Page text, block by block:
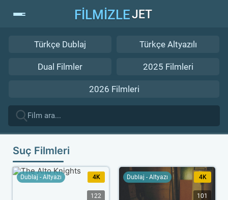
FİLMİZLEJET
Türkçe Dublaj Türkçe Altyazılı
Dual Filmler 2025 Filmleri
2026 Filmleri
Suç Filmleri
Dublaj - Altyazı 4K
122
Dublaj - Altyazı 4K
101